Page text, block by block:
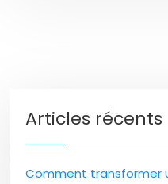
Articles récents
Comment transformer